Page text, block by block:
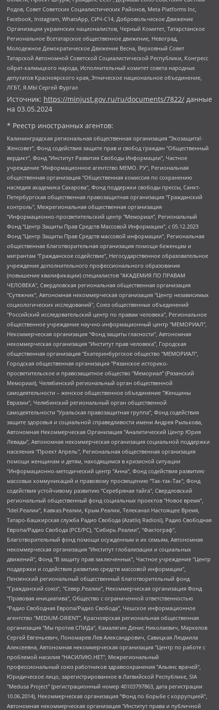
Родов, Совет Советских Социалистических Районов, Meta Platforms Inc,
Facebook, Instagram, WhatsApp, СИЧ-С14, Добровольческое Движение
Организации украинских националистов, Черный Комитет, Татарстанское
Региональное Всетатарское общественное движение, Невоград,
Молодежное Демократическое Движение Весна, Верховный Совет
Татарской Автономной Советской Социалистической Республики, Конгресс
ойрат-калмыцкого народа, Исполнительный комитет совета народных
депутатов Красноярского края, Этническое национальное объединение,
ЛГБТ, Я.МЫ Сергей Фургал
Источник: https://minjust.gov.ru/ru/documents/7822/ данные
на 03.05.2024
* Реестр иностранных агентов:
Калининградская региональная общественная организация "Экозащита!-Женсовет", Фонд содействия защите прав и свобод граждан "Общественный вердикт", Фонд "Институт Развития Свободы Информации", Частное учреждение "Информационное агентство МЕМО. РУ", Региональная общественная организация "Общественная комиссия по сохранению наследия академика Сахарова", Фонд поддержки свободы прессы, Санкт-Петербургская общественная правозащитная организация "Гражданский контроль", Межрегиональная общественная организация "Информационно-просветительский центр "Мемориал", Региональный Фонд "Центр Защиты Прав Средств Массовой Информации", с 05.12.2023 Фонд "Центр Защиты Прав Средств массовой информации", Региональная общественная благотворительная организация помощи беженцам и мигрантам "Гражданское содействие", Негосударственное образовательное учреждение дополнительного профессионального образования (повышение квалификации) специалистов "АКАДЕМИЯ ПО ПРАВАМ ЧЕЛОВЕКА", Свердловская региональная общественная организация "Сутяжник", Автономная некоммерческая организация "Центр независимых социологических исследований", Союз общественных объединений "Российский исследовательский центр по правам человека", Региональное общественное учреждение научно-информационный центр "МЕМОРИАЛ", Некоммерческая организация "Фонд защиты гласности", Автономная некоммерческая организация "Институт прав человека", Городская общественная организация "Екатеринбургское общество "МЕМОРИАЛ", Городская общественная организация "Рязанское историко-просветительское и правозащитное общество "Мемориал" (Рязанский Мемориал), Челябинский региональный орган общественной самодеятельности – женское общественное объединение "Женщины Евразии", Челябинский региональный орган общественной самодеятельности "Уральская правозащитная группа", Фонд содействия защите здоровья и социальной справедливости имени Андрея Рылькова, Автономная Некоммерческая Организация "Аналитический Центр Юрия Левады", Автономная некоммерческая организация социальной поддержки населения "Проект Апрель", Региональная общественная организация помощи женщинам и детям, находящимся в кризисной ситуации "Информационно-методический центр "Анна", Фонд содействия развитию массовых коммуникаций и правовому просвещению "Так-так-Так", Фонд содействия устойчивому развитию "Серебряная тайга", Свердловский региональный общественный фонд социальных проектов "Новое время", "Idel.Реалии", Кавказ.Реалии, Крым.Реалии, Телеканал Настоящее Время, Татаро-башкирская служба Радио Свобода (Azatliq Radiosi), Радио Свободная Европа/Радио Свобода (PCE/PC), "Сибирь.Реалии", "Фактограф", Благотворительный фонд помощи осужденным и их семьям, Автономная некоммерческая организация "Институт глобализации и социальных движений", Фонд "В защиту прав заключенных", Частное учреждение "Центр поддержки и содействия развитию средств массовой информации", Пензенский региональный общественный благотворительный фонд "Гражданский союз", "Север.Реалии", Некоммерческая организация Фонд "Правовая инициатива", Общество с ограниченной ответственностью "Радио Свободная Европа/Радио Свобода", Чешское информационное агентство "MEDIUM-ORIENT", Красноярская региональная общественная организация "Мы против СПИДа", Камалягин Денис Николаевич, Маркелов Сергей Евгеньевич, Пономарев Лев Александрович, Савицкая Людмила Алексеевна, Автономная некоммерческая организация "Центр по работе с проблемой насилия "НАСИЛИЮ.НЕТ", Межрегиональный профессиональный союз работников здравоохранения "Альянс врачей", Юридическое лицо, зарегистрированное в Латвийской Республике, SIA "Medusa Project" (регистрационный номер 40103797863, дата регистрации 10.06.2014), Некоммерческая организация "Фонд по борьбе с коррупцией", Автономная некоммерческая организация "Институт права и публичной политики", Баданин Роман Сергеевич, Гликин Максим Александрович, Железнова Мария Михайловна, Лукьянова Юлия Сергеевна, Маетная Елизавета Витальевна, Маняхин Петр Борисович, Чуракова Ольга Владимировна, Ярош Юлия Петровна, Юридическое лицо "The Insider SIA", зарегистрированное в Риге, Латвийская Республика (дата регистрации 26.06.2015), являющееся администратором доменного имени интернет-издания "The Insider SIA", https://theins.ru, Постернак Алексей Евгеньевич, Рубин Михаил Аркадьевич, Анин Роман Александрович, Юридическое лицо Istories fonds, зарегистрированное в Латвийской Республике (регистрационный номер 50008295751, дата регистрации 24.02.2020), Великовский Дмитрий Александрович, Долинина Ирина Николаевна, Мароховская Алеся Алексеевна, Шлейнов Роман Юрьевич, Шмагун Олеся Валентиновна, Общество с ограниченной ответственностью "Альтаир 2021", Общество с ограниченной ответственностью "Вега 2021", Общество с ограниченной ответственностью "Главный редактор 2021", Общество с ограниченной ответственностью "Ромашки монолит", Важенков Артем Валерьевич, Ивановская областная общественная организация "Центр гендерных исследований", Гурман Юрий Альбертович, Медиапроект "ОВД-Инфо", Егоров Владимир Владимирович, Жилинский Владимир Александрович, Общество с ограниченной ответственностью "ЗП", Иванова София Юрьевна, Карезина Инна Павловна, Кильтау Екатерина Викторовна, Петров Алексей Викторович, Пискунов Сергей Евгеньевич, Смирнов Сергей Сергеевич, Тихонов Михаил Сергеевич, Общество с ограниченной ответственностью "ЖУРНАЛИСТ-ИНОСТРАННЫЙ АГЕНТ", Арапова Галина Юрьевна, Вольтская Татьяна Анатольевна, Американская компания "Mason G.E.S. Anonymous Foundation" (США), являющаяся владельцем интернет-издания https://mnews.world/, Компания "Stichting Bellingcat", зарегистрированная в Нидерландах (дата регистрации 11.07.2018), Захаров Андрей Вячеславович, Клепиковская Екатерина Дмитриевна, Общество с ограниченной ответственностью "МЕМО", Перл Роман Александрович, Симонов Евгений Алексеевич, Соловьева Елена Анатольевна, Сотников Даниил Владимирович, Сурначева Елизавета Дмитриевна, Автономная некоммерческая организация по защите прав человека и информированию населения "Якутия – Наше Мнение", Общество с ограниченной ответственностью "Москоу диджитал медиа", с 26.01.2023 Общество с ограниченной ответственностью "Чайка Белые сады", Ветошкина Валерия Валерьевна, Заговора Максим Александрович, Межрегиональное общественное движение "Российская ЛГБТ - сеть", Оленичев Максим Владимирович, Павлов Иван Юрьевич, Скворцова Елена Сергеевна, Общество с ограниченной ответственностью "Как бы инагент", Кочетков Игорь Викторович, Общество с ограниченной ответственностью "Честные выборы", Еланчик Олег Александрович, Общество с ограниченной ответственностью "Нобелевский призыв", Гималова Регина Эмилевна, Григорьев Андрей Валерьевич, Григорьева Алина Александровна, Ассоциация по содействию защите прав призывников, альтернативнослужащих и военнослужащих "Правозащитная группа "Гражданин.Армия.Право", Хисамова Регина Фаритовна, Автономная некоммерческая организация по реализации социально-правовых программ "Лилит", Дальневосточное общественное движение "Маяк", Санкт-Петербургская ЛГБТ-инициативная группа "Выход", Инициативная группа ЛГБТ+ "Реверс", Алексеев Андрей Викторович, Бекбулатова Таисия Львовна, Беляев Иван Михайлович, Владыкина Елена Сергеевна, Гельман Марат Александрович, Никульшина Вероника Юрьевна, Толоконникова Надежда Андреевна, Шендерович Виктор Анатольевич, Общество с ограниченной ответственностью "Данное сообщение", Общество с ограниченной ответственностью Издательский дом "Новая глава", Айнбиндер Александра Александровна, Московский комьюнити-центр для ЛГБТ+инициатив, Благотворительный фонд развития филантропии, Deutsche Welle (Германия, Kurt-Schumacher-Strasse 3, 53113 Bonn), Борзунова Мария Михайловна, Воробьев Виктор Викторович, Голубева Анна Львовна, Константинова Алла Михайловна, Малкова Ирина Владимировна, Мурадов Мурад Абдулгалимович, Осетинская Елизавета Николаевна, Понасенков Евгений Николаевич, Ганапольский Матвей Юрьевич, Киселев Евгений Алексеевич, Борухович Ирина Григорьевна, Дремин Иван Тимофеевич, Дубровский Дмитрий Викторович, Красноярская региональная общественная организация поддержки и развития альтернативных образовательных технологий и межкультурных коммуникаций "ИНТЕРРА", Маяковская Екатерина Алексеевна, Фейгин Марк Захарович, Филимонов Андрей Викторович, Дзугкоева Регина Николаевна, Доброхотов Роман Александрович, Дудь Юрий Александрович, Елкин Сергей Владимирович, Кругликов Кирилл Игоревич, Сабунаева Мария Леонидовна, Семенов Алексей Владимирович, Шаинян Карен Багратович, Шульман Екатерина Михайловна, Асафьев Артур Валерьевич, Вахштайн Виктор Семенович, Венедиктов Алексей Алексеевич, Лушникова Екатерина Евгеньевна, Волков Леонид Михайлович, Невзоров Александр Глебович, Пархоменко Сергей Борисович, Сироткин Ярослав Николаевич, Кара-Мурза Владимир Владимирович, Баранова Наталья Владимировна, Гозман Леонид Яковлевич, Кагарлицкий Борис Юльевич, Климарев Михаил Валерьевич, Милов Владимир Станиславович, Автономная некоммерческая организация Краснодарский центр современного искусства "Типография", Моргенштерн Алишер Тагирович, Соболь Любовь Эдуардовна, Общество с ограниченной ответственностью "ЛИЗА НОРМ", Каспаров Гарри Кимович, Ходорковский Михаил Борисович, Общество с ограниченной ответственностью "Апрельские тезисы", Данилович Ирина Брониславовна, Кашин Олег Владимирович, Петров Николай Владимирович, Пивоваров Алексей Владимирович, Соколов Михаил Владимирович, Цветкова Юлия Владимировна, Чичваркин Евгений Александрович, Комитет против пыток/Команда против пыток, Общество с ограниченной ответственностью "Первый научный", Общество с ограниченной ответственностью "Вертолет и ко", Белоцерковская Вероника Борисовна, Кац Максим Евгеньевич, Лазарева Татьяна Юрьевна, Шаведдинов Руслан Табризович, Яшин Илья Валерьевич, Общество с ограниченной ответственностью "Иноагент ААВ", Алешковский Дмитрий Петрович, Альбац Евгения Марковна, Быков Дмитрий Львович, Галямина Юлия Евгеньевна, Лойко Сергей Леонидович, Мартынов Кирилл Константинович, Медведев Сергей Александрович, Крашенинников Федор Геннадиевич, Гордеева Катерина Вл